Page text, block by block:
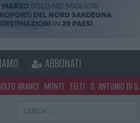
ABBONATI
ARANCI MONTI TELTI S. ANTONIO DI G.